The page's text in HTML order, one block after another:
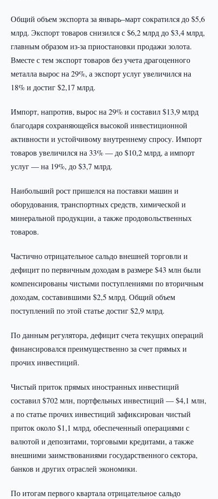
Общий объем экспорта за январь–март сократился до $5,6
млрд. Экспорт товаров снизился с $6,2 млрд до $3,4 млрд,
главным образом из-за приостановки продажи золота.
Вместе с тем экспорт товаров без учета драгоценного
металла вырос на 29%, а экспорт услуг увеличился на
18% и достиг $2,17 млрд.
Импорт, напротив, вырос на 29% и составил $13,9 млрд
благодаря сохраняющейся высокой инвестиционной
активности и устойчивому внутреннему спросу. Импорт
товаров увеличился на 33% — до $10,2 млрд, а импорт
услуг — на 19%, до $3,7 млрд.
Наибольший рост пришелся на поставки машин и
оборудования, транспортных средств, химической и
минеральной продукции, а также продовольственных
товаров.
Частично отрицательное сальдо внешней торговли и
дефицит по первичным доходам в размере $43 млн были
компенсированы чистыми поступлениями по вторичным
доходам, составившими $2,5 млрд. Общий объем
поступлений по этой статье достиг $2,9 млрд.
По данным регулятора, дефицит счета текущих операций
финансировался преимущественно за счет прямых и
прочих инвестиций.
Чистый приток прямых иностранных инвестиций
составил $702 млн, портфельных инвестиций — $4,1 млн,
а по статье прочих инвестиций зафиксирован чистый
приток около $1,1 млрд, обеспеченный операциями с
валютой и депозитами, торговыми кредитами, а также
внешними заимствованиями государственного сектора,
банков и других отраслей экономики.
По итогам первого квартала отрицательное сальдо